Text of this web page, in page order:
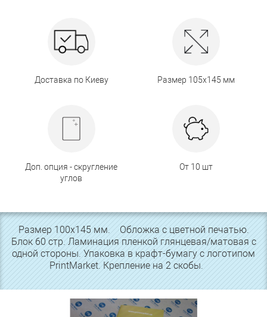
Доставка по Киеву Размер 105х145 мм
Доп. опция - скругление
углов
От 10 шт
Размер 100х145 мм. Обложка с цветной печатью.
Блок 60 стр. Ламинация пленкой глянцевая/матовая с
одной стороны. Упаковка в крафт-бумагу с логотипом
PrintMarket. Крепление на 2 скобы.